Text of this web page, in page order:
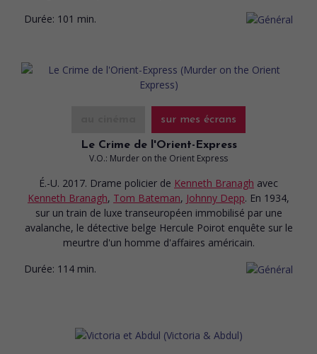
Durée: 101 min.
sur mes écrans
Le Crime de l'Orient-Express
V.O.: Murder on the Orient Express
É.-U. 2017. Drame policier de Kenneth Branagh avec
Kenneth Branagh, Tom Bateman, Johnny Depp. En 1934,
sur un train de luxe transeuropéen immobilisé par une
avalanche, le détective belge Hercule Poirot enquête sur le
meurtre d'un homme d'affaires américain.
Durée: 114 min.